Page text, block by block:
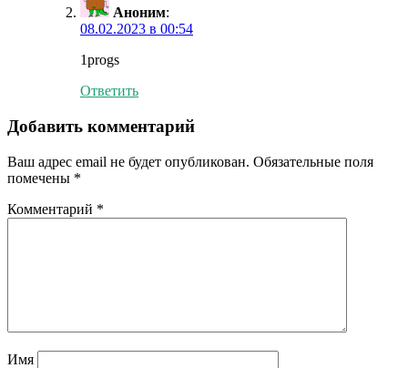
Аноним:
08.02.2023 в 00:54
1progs
Ответить
Добавить комментарий
Ваш адрес email не будет опубликован. Обязательные поля
помечены *
Комментарий *
Имя